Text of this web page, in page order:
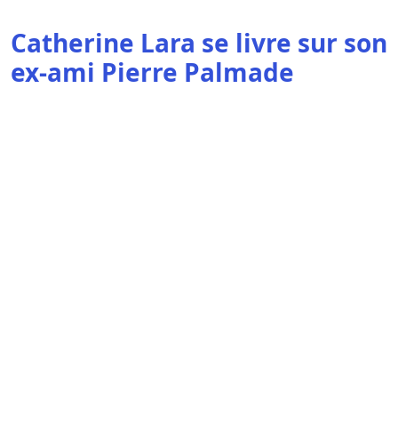
Catherine Lara se livre sur son
ex-ami Pierre Palmade